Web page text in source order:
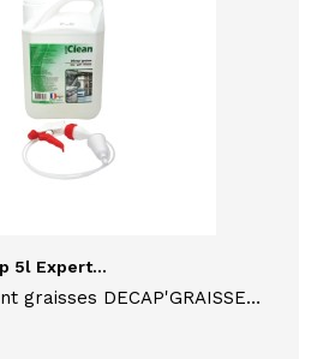
5l Expert...
graisses DECAP'GRAISSE
cuisson, livré avec pistolet